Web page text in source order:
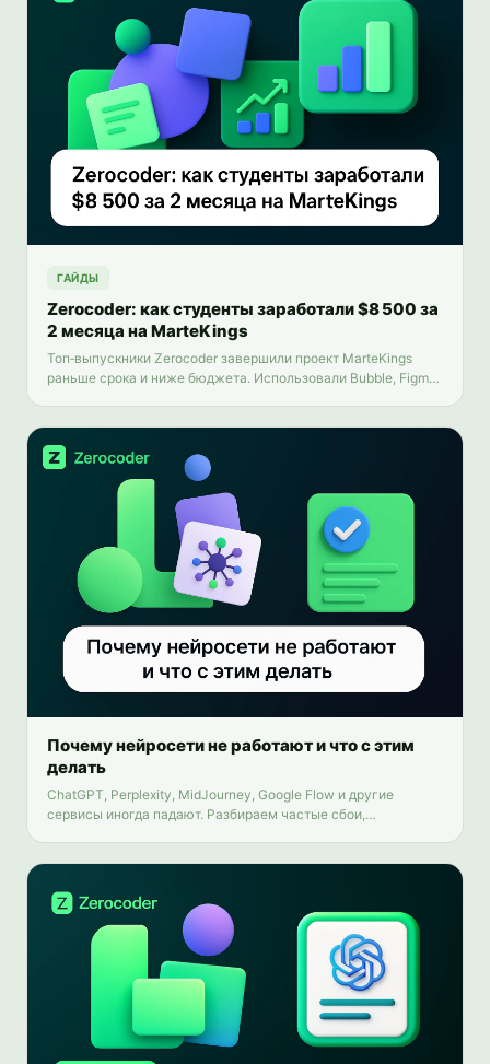
ГАЙДЫ
Zerocoder: как студенты заработали $8 500 за
2 месяца на MarteKings
Топ‑выпускники Zerocoder завершили проект MarteKings
раньше срока и ниже бюджета. Использовали Bubble, Figma,
Почему нейросети не работают и что с этим
делать
ChatGPT, Perplexity, MidJourney, Google Flow и другие
сервисы иногда падают. Разбираем частые сбои,